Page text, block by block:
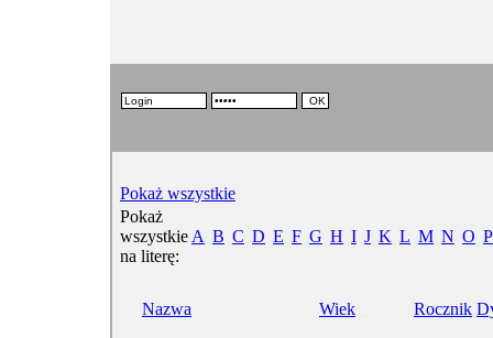
Pokaż wszystkie
Pokaż
wszystkie
na literę:
A B C D E F G H I J K L M N O P
Nazwa Wiek Rocznik